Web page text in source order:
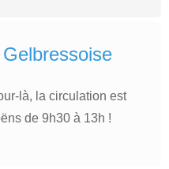
là, la circulation est
de 9h30 à 13h !